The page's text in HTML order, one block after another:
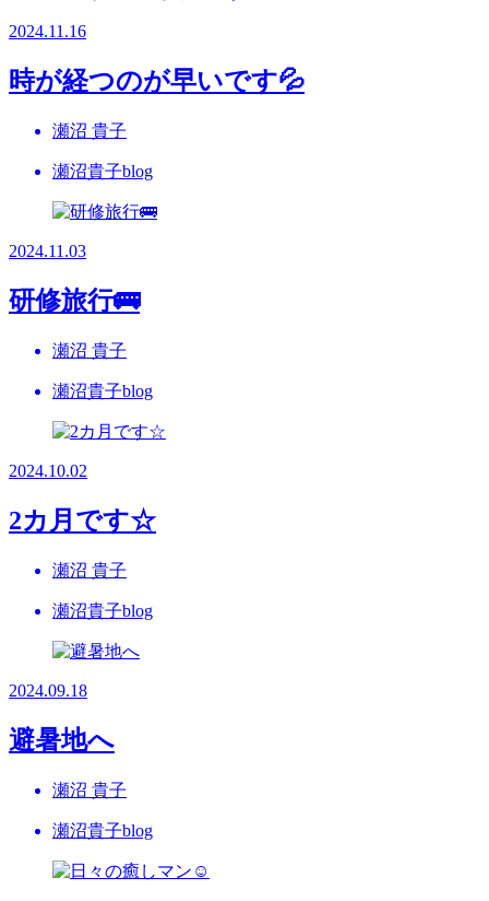
2024.11.16
時が経つのが早いです💦
瀬沼 貴子
瀬沼貴子blog
2024.11.03
研修旅行🚌
瀬沼 貴子
瀬沼貴子blog
2024.10.02
2カ月です☆
瀬沼 貴子
瀬沼貴子blog
2024.09.18
避暑地へ
瀬沼 貴子
瀬沼貴子blog